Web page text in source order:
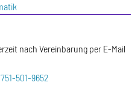
nach Vereinbarung per E-Mail
501-9652